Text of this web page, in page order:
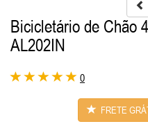
Bicicletário de Chão
AL202IN
0
FRETE